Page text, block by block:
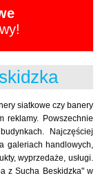
siatkowe czy banery
reklamy. Powszechnie
Najczęściej
galeriach handlowych,
wyprzedaże, usługi.
z Sucha Beskidzka" w